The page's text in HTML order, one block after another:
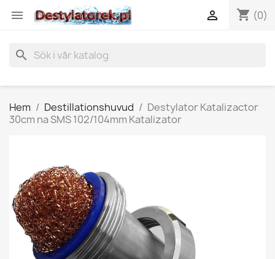
 shopping_cart (0)

search
Hem Destillationshuvud
Destylator Katalizactor
30cm na SMS 102/104mm Katalizator